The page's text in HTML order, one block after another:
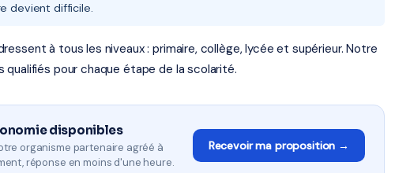
devient difficile.
à tous les niveaux : primaire, collège, lycée et supérieur. Notre
pour chaque étape de la scolarité.
disponibles
organisme partenaire agréé à
réponse en moins d'une heure.
Recevoir ma proposition →